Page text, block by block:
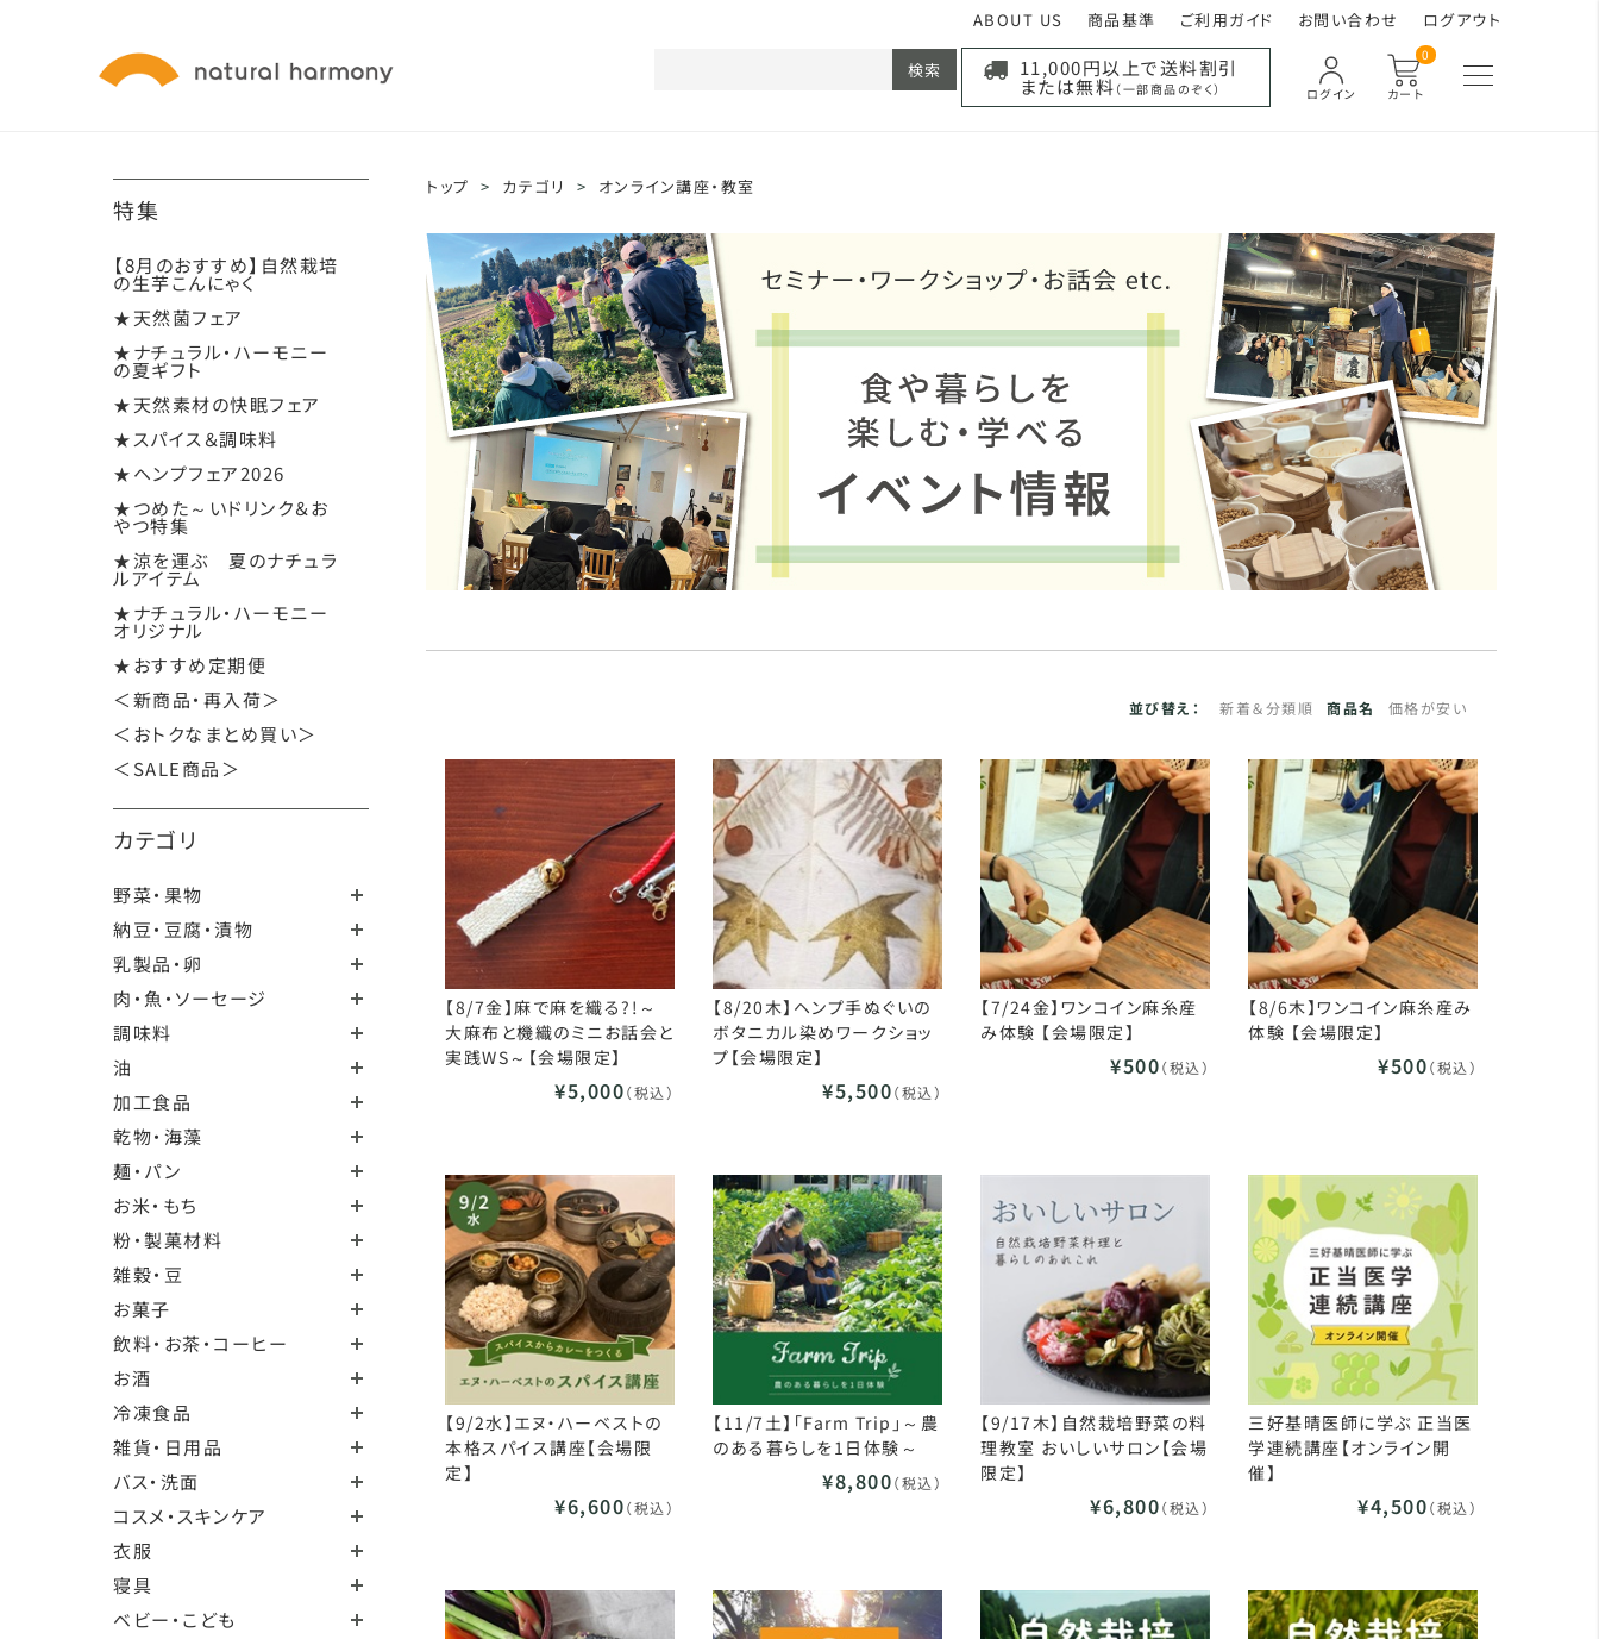
ABOUT US 商品基準 ご利用ガイド お問い合わせ ログアウト
カート
0
ログイン
11,000円以上で送料割引
または無料 （一部商品のぞく）
検索
特集
【8月のおすすめ】自然栽培
の生芋こんにゃく
★天然菌フェア
★ナチュラル・ハーモニー
の夏ギフト
★天然素材の快眠フェア
★スパイス＆調味料
★ヘンプフェア2026
★つめた～いドリンク＆お
やつ特集
★涼を運ぶ 夏のナチュラ
ルアイテム
★ナチュラル・ハーモニー
オリジナル
★おすすめ定期便
＜新商品・再入荷＞
＜おトクなまとめ買い＞
＜SALE商品＞
カテゴリ
野菜・果物
納豆・豆腐・漬物
乳製品・卵
肉・魚・ソーセージ
調味料
油
加工食品
乾物・海藻
麺・パン
お米・もち
粉・製菓材料
雑穀・豆
お菓子
飲料・お茶・コーヒー
お酒
冷凍食品
雑貨・日用品
バス・洗面
コスメ・スキンケア
衣服
寝具
ベビー・こども
トップ > カテゴリ > オンライン講座・教室
並び替え： 新着＆分類順 商品名 価格が安い
【8/7金】麻で麻を織る?!～
大麻布と機織のミニお話会と
実践WS～【会場限定】
¥5,000（税込）
【8/20木】ヘンプ手ぬぐいの
ボタニカル染めワークショッ
プ【会場限定】
¥5,500（税込）
【7/24金】ワンコイン麻糸産
み体験 【会場限定】
¥500（税込）
【8/6木】ワンコイン麻糸産み
体験 【会場限定】
¥500（税込）
【9/2水】エヌ・ハーベストの
本格スパイス講座【会場限
定】
¥6,600（税込）
【11/7土】「Farm Trip」～農
のある暮らしを1日体験～
¥8,800（税込）
【9/17木】自然栽培野菜の料
理教室 おいしいサロン【会場
限定】
¥6,800（税込）
三好基晴医師に学ぶ 正当医
学連続講座【オンライン開
催】
¥4,500（税込）